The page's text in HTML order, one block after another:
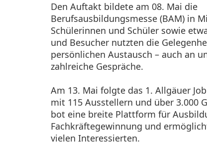
Den Auftakt bildete am 08. Mai die
Berufsausbildungsmesse (BAM) in
Schülerinnen und Schüler sowie
und Besucher nutzten die
persönlichen Austausch – auch an
zahlreiche Gespräche.
Am 13. Mai folgte das 1. Allgäuer
mit 115 Ausstellern und über 3.000
bot eine breite Plattform für
Fachkräftegewinnung und
vielen Interessierten.